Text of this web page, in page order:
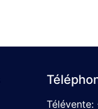
Télévente: